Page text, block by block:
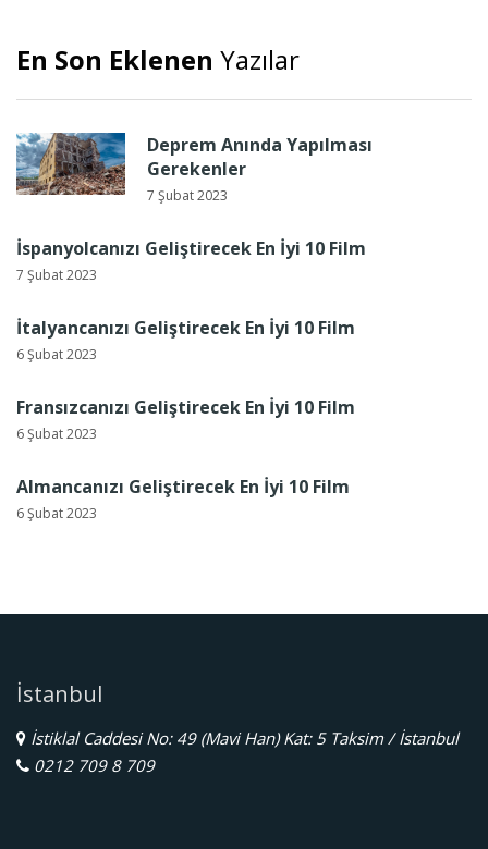
En Son Eklenen Yazılar
Deprem Anında Yapılması
Gerekenler
7 Şubat 2023
İspanyolcanızı Geliştirecek En İyi 10 Film
7 Şubat 2023
İtalyancanızı Geliştirecek En İyi 10 Film
6 Şubat 2023
Fransızcanızı Geliştirecek En İyi 10 Film
6 Şubat 2023
Almancanızı Geliştirecek En İyi 10 Film
6 Şubat 2023
İstanbul
İstiklal Caddesi No: 49 (Mavi Han) Kat: 5 Taksim / İstanbul
0212 709 8 709